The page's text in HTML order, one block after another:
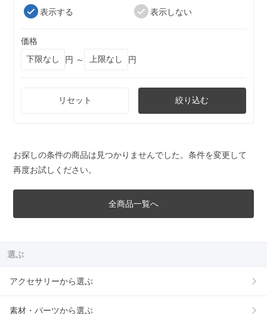
表示する
表示しない
価格
円 ～
円
リセット 絞り込む
お探しの条件の商品は見つかりませんでした。条件を変更して
再度お試しください。
全商品一覧へ
選ぶ
アクセサリーから選ぶ
素材・パーツから選ぶ